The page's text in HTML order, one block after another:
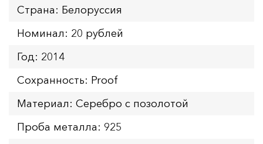
Страна: Белоруссия
Номинал: 20 рублей
Год: 2014
Сохранность: Proof
Материал: Серебро с позолотой
Проба металла: 925